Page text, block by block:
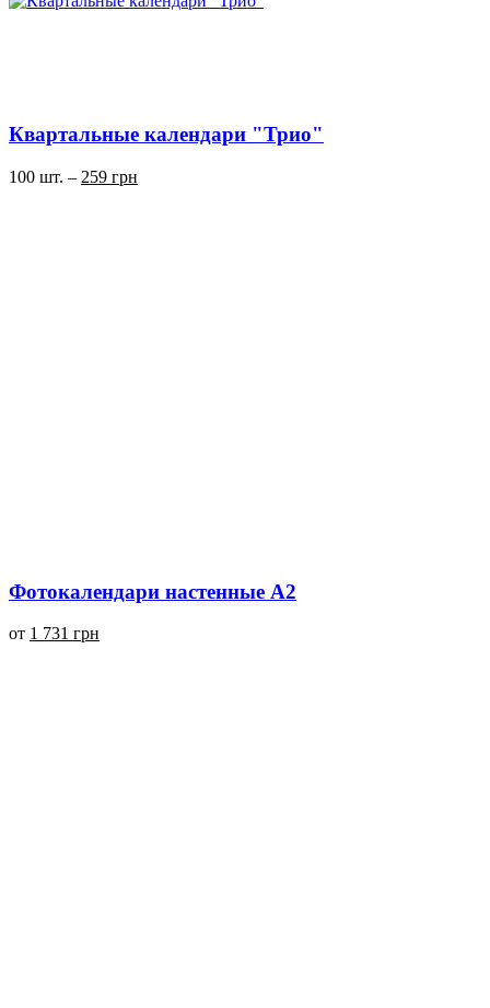
Квартальные календари "Трио"
100 шт. – 259 грн
Фотокалендари настенные А2
от 1 731 грн